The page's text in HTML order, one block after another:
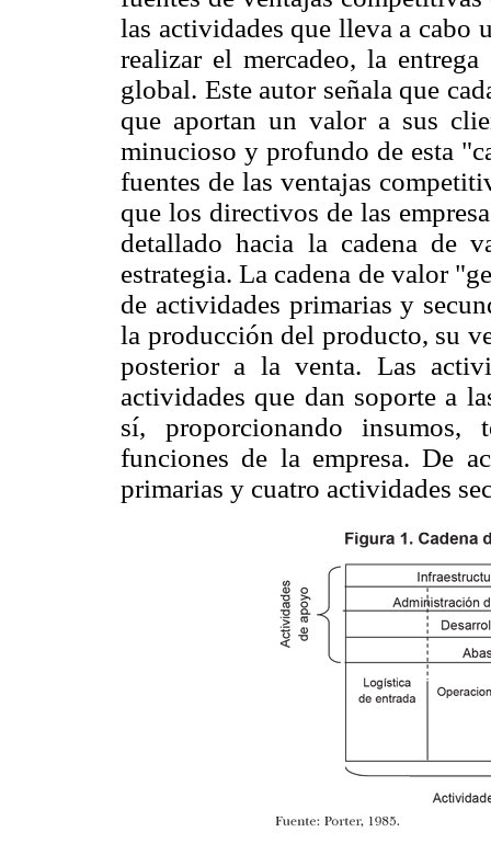
las actividades que lleva a cabo
realizar el mercadeo, la
global. Este autor señala que
que aportan un valor a sus
minucioso y profundo de esta
fuentes de las ventajas
que los directivos de las
detallado hacia la cadena de
estrategia. La cadena de valor
de actividades primarias y
la producción del producto, su
posterior a la venta. Las
actividades que dan soporte a
sí, proporcionando insumos,
funciones de la empresa. De
primarias y cuatro actividades